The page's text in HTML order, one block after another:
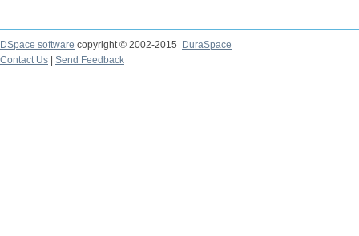
DSpace software copyright © 2002-2015
DuraSpace
Contact Us
Send Feedback